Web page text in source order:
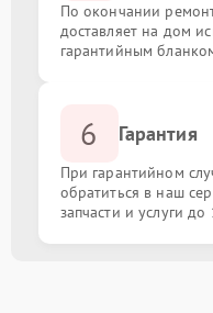
Замена батарейки биоса
По окончании
доставляет на дом
гарантийным
6 Гарантия
При гарантийном
обратиться в наш
запчасти и услуги до